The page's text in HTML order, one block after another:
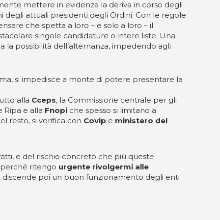
mettere in evidenza la deriva in corso degli
attuali presidenti degli Ordini. Con le regole
che spetta a loro – e solo a loro – il
singole candidature o intere liste. Una
possibilità dell’alternanza, impedendo agli
si impedisce a monte di potere presentare la
alla Cceps, la Commissione centrale per gli
Ripa e alla Fnopi che spesso si limitano a
resto, si verifica con Covip e ministero del
e del rischio concreto che più queste
perché ritengo urgente rivolgermi alle
poi un buon funzionamento degli enti